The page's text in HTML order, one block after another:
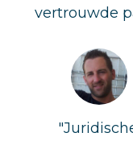
vertrouwde